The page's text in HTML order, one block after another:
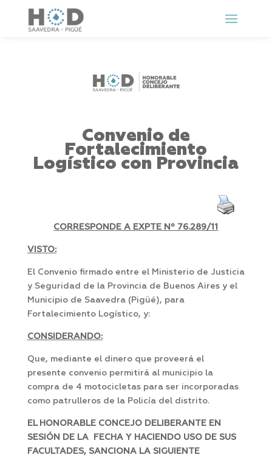
Convenio de
Fortalecimiento
Logístico con Provincia
CORRESPONDE A EXPTE Nº 76.289/11
VISTO:
El Convenio firmado entre el Ministerio de Justicia
y Seguridad de la Provincia de Buenos Aires y el
Municipio de Saavedra (Pigüé), para
Fortalecimiento Logístico, y:
CONSIDERANDO:
Que, mediante el dinero que proveerá el
presente convenio permitirá al municipio la
compra de 4 motocicletas para ser incorporadas
como patrulleros de la Policía del distrito.
EL HONORABLE CONCEJO DELIBERANTE EN
SESIÓN DE LA FECHA Y HACIENDO USO DE SUS
FACULTADES, SANCIONA LA SIGUIENTE